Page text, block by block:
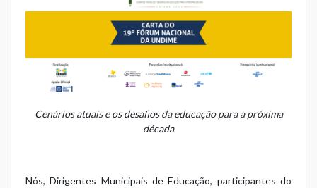
Cenários atuais e os desafios da educação para a próxima
década
Nós, Dirigentes Municipais de Educação, participantes do